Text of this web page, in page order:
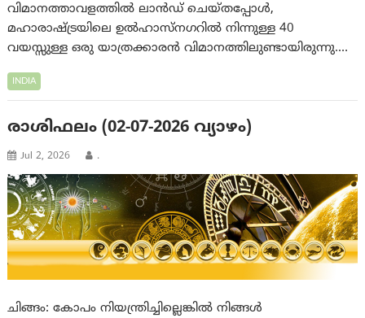
വിമാനത്താവളത്തിൽ ലാൻഡ് ചെയ്തപ്പോൾ,
മഹാരാഷ്ട്രയിലെ ഉൽഹാസ്നഗറിൽ നിന്നുള്ള 40
വയസ്സുള്ള ഒരു യാത്രക്കാരൻ വിമാനത്തിലുണ്ടായിരുന്നു.…
INDIA
രാശിഫലം (02-07-2026 വ്യാഴം)
Jul 2, 2026 .
ചിങ്ങം: കോപം നിയന്ത്രിച്ചില്ലെങ്കില്‍ നിങ്ങള്‍